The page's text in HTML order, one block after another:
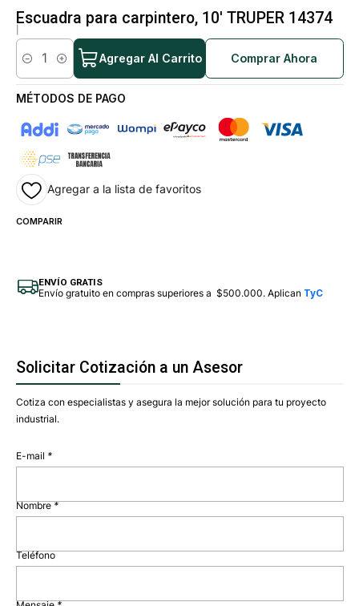
Escuadra para carpintero, 10' TRUPER 14374
Cantidad
Agregar Al Carrito Comprar Ahora
MÉTODOS DE PAGO
Agregar a la lista de favoritos
COMPARIR
ENVÍO GRATIS
Envío gratuito en compras superiores a $500.000. Aplican TyC
Solicitar Cotización a un Asesor
Cotiza con especialistas y asegura la mejor solución para tu proyecto
industrial.
E-mail *
Nombre*
Teléfono